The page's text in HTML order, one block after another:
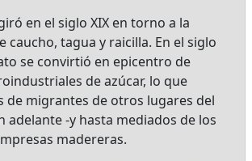
en el siglo XIX en torno a la
caucho, tagua y raicilla. En el siglo
se convirtió en epicentro de
de azúcar, lo que
de migrantes de otros lugares del
adelante -y hasta mediados de los
madereras.